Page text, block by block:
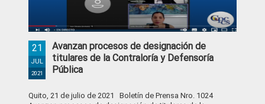
Avanzan procesos de designación de
titulares de la Contraloría y Defensoría
Pública
21
JUL
2021
Quito, 21 de julio de 2021 Boletín de Prensa Nro. 1024